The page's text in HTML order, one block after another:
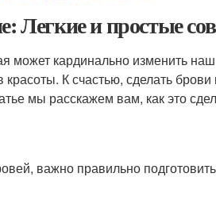
Легкие и простые
может кардинально изменить
К счастью, сделать
мы расскажем вам, как это
важно правильно